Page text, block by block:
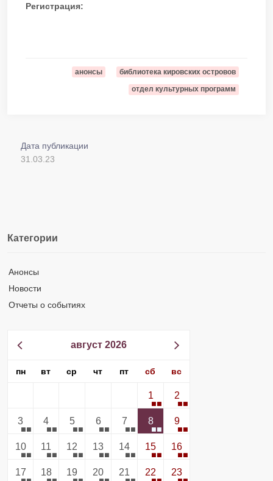
Регистрация:
анонсы библиотека кировских островов
отдел культурных программ
Дата публикации
31.03.23
Категории
Анонсы
Новости
Отчеты о событиях
август 2026
пн вт ср чт пт сб вс
1 2
3 4 5 6 7 8 9
10 11 12 13 14 15 16
17 18 19 20 21 22 23